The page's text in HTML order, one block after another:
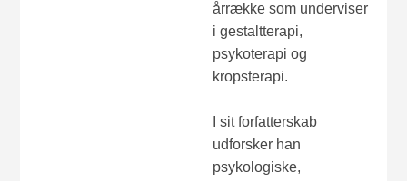
årrække som underviser
i gestaltterapi,
psykoterapi og
kropsterapi.
I sit forfatterskab
udforsker han
psykologiske,